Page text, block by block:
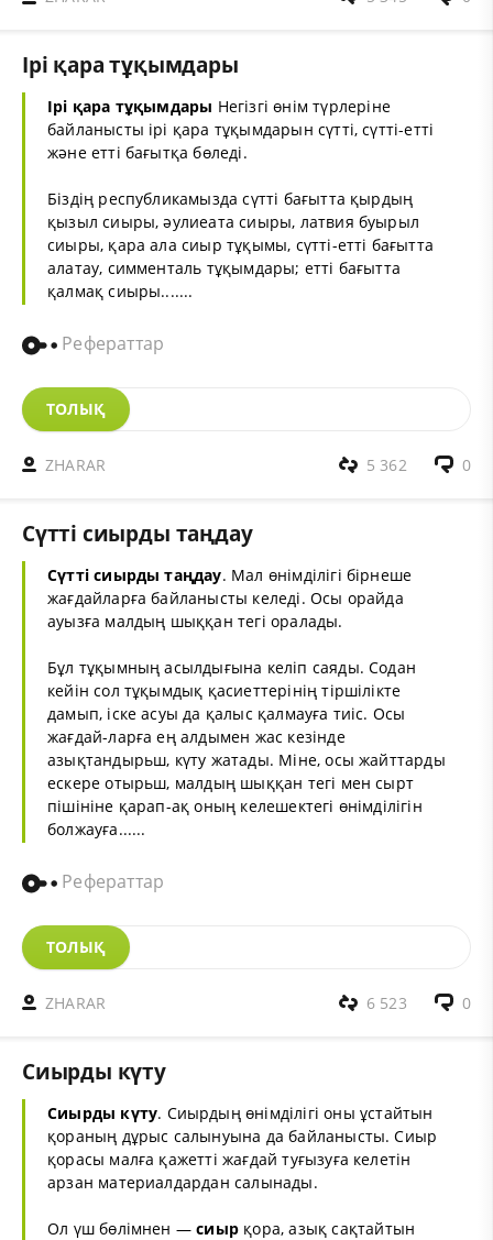
Ірі қара тұқымдары
Ірі қара тұқымдары Негізгі өнім түрлеріне
байланысты ірі қара тұқымдарын сүтті, сүтті-етті
және етті бағытқа бөледі.
Біздің республикамызда сүтті бағытта қырдың
қызыл сиыры, әулиеата сиыры, латвия буырыл
сиыры, қара ала сиыр тұқымы, сүтті-етті бағытта
алатау, симменталь тұқымдары; етті бағытта
қалмақ сиыры.......
Рефераттар
ТОЛЫҚ
ZHARAR 0
5 362
Сүтті сиырды таңдау
Сүтті сиырды таңдау. Мал өнімділігі бірнеше
жағдайларға байланысты келеді. Осы орайда
ауызға малдың шыққан тегі оралады.
Бұл тұқымның асылдығына келіп саяды. Содан
кейін сол тұқымдық қасиеттерінің тіршілікте
дамып, іске асуы да қалыс қалмауға тиіс. Осы
жағдай-ларға ең алдымен жас кезінде
азықтандырьш, күту жатады. Міне, осы жайттарды
ескере отырьш, малдың шыққан тегі мен сырт
пішініне қарап-ақ оның келешектегі өнімділігін
болжауға......
Рефераттар
ТОЛЫҚ
ZHARAR 0
6 523
Сиырды күту
Сиырды күту. Сиырдың өнімділігі оны ұстайтын
қораның дұрыс салынуына да байланысты. Сиыр
қорасы малға қажетті жағдай туғызуға келетін
арзан материалдардан салынады.
Ол үш бөлімнен —сиыр қора, азық сақтайтын